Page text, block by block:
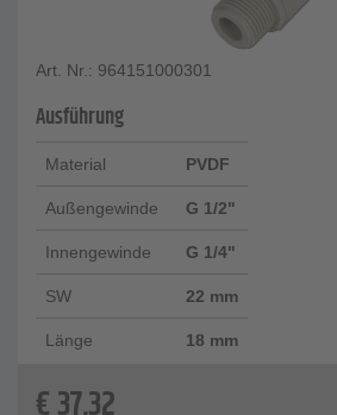
Art. Nr.: 964151000301
Ausführung
Material PVDF
Außengewinde G 1/2"
Innengewinde G 1/4"
SW 22 mm
Länge 18 mm